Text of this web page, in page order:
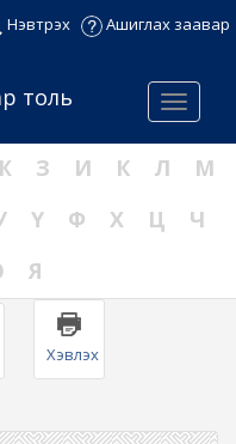
Нэвтрэх Ашиглах заавар
Menu
толь
З И К Л
М
Ү Ф Х Ц
Ч
Я
Хэвлэх